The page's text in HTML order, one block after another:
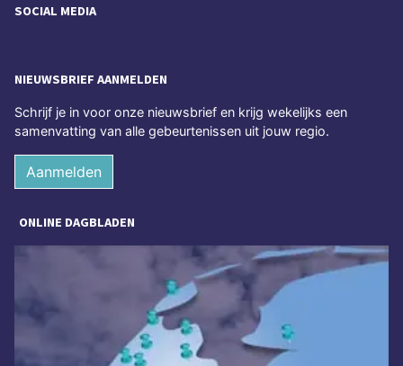
SOCIAL MEDIA
NIEUWSBRIEF AANMELDEN
Schrijf je in voor onze nieuwsbrief en krijg wekelijks een
samenvatting van alle gebeurtenissen uit jouw regio.
Aanmelden
ONLINE DAGBLADEN